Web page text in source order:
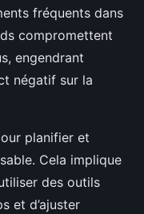
fréquents dans
compromettent
engendrant
négatif sur la
planifier et
Cela implique
des outils
et d’ajuster